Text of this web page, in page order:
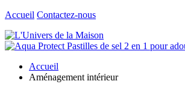
Accueil Contactez-nous
Accueil
Aménagement intérieur